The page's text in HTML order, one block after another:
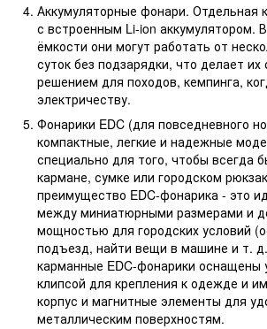
Аккумуляторные фонари. Отдельная
с встроенным Li-ion аккумулятором.
ёмкости они могут работать от
суток без подзарядки, что делает их
решением для походов, кемпинга,
электричеству.
Фонарики EDC (для повседневного
компактные, легкие и надежные
специально для того, чтобы всегда
кармане, сумке или городском
преимущество EDC-фонарика - это
между миниатюрными размерами и
мощностью для городских условий
подъезд, найти вещи в машине и т.
карманные EDC-фонарики оснащены
клипсой для крепления к одежде и
корпус и магнитные элементы для
металлическим поверхностям.